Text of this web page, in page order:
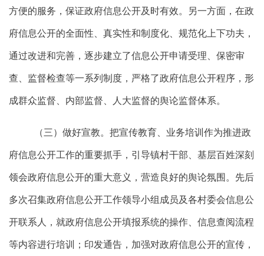
方便的服务，保证政府信息公开及时有效。另一方面，在政
府信息公开的全面性、真实性和制度化、规范化上下功夫，
通过改进和完善，逐步建立了信息公开申请受理、保密审
查、监督检查等一系列制度，严格了政府信息公开程序，形
成群众监督、内部监督、人大监督的舆论监督体系。
（三）做好宣教。把宣传教育、业务培训作为推进政
府信息公开工作的重要抓手，引导镇村干部、基层百姓深刻
领会政府信息公开的重大意义，营造良好的舆论氛围。先后
多次召集政府信息公开工作领导小组成员及各村委会信息公
开联系人，就政府信息公开填报系统的操作、信息查阅流程
等内容进行培训；印发通告，加强对政府信息公开的宣传，